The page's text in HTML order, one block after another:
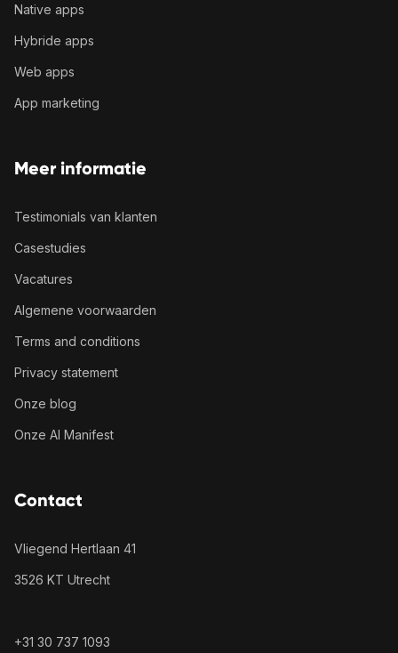
Native apps
Hybride apps
Web apps
App marketing
Meer informatie
Testimonials van klanten
Casestudies
Vacatures
Algemene voorwaarden
Terms and conditions
Privacy statement
Onze blog
Onze AI Manifest
Contact
Vliegend Hertlaan 41
3526 KT Utrecht
+31 30 737 1093